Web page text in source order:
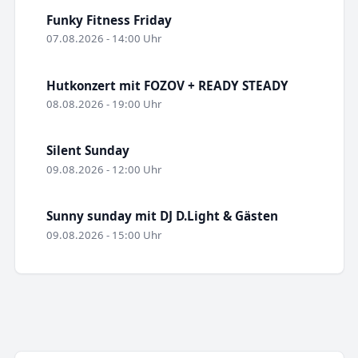
Funky Fitness Friday
07.08.2026 - 14:00 Uhr
Hutkonzert mit FOZOV + READY STEADY
08.08.2026 - 19:00 Uhr
Silent Sunday
09.08.2026 - 12:00 Uhr
Sunny sunday mit DJ D.Light & Gästen
09.08.2026 - 15:00 Uhr